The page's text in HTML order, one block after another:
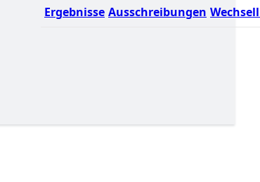
Ergebnisse Ausschreibungen